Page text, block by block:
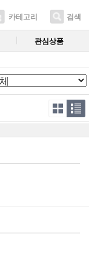
카테고리 검색
관심상품